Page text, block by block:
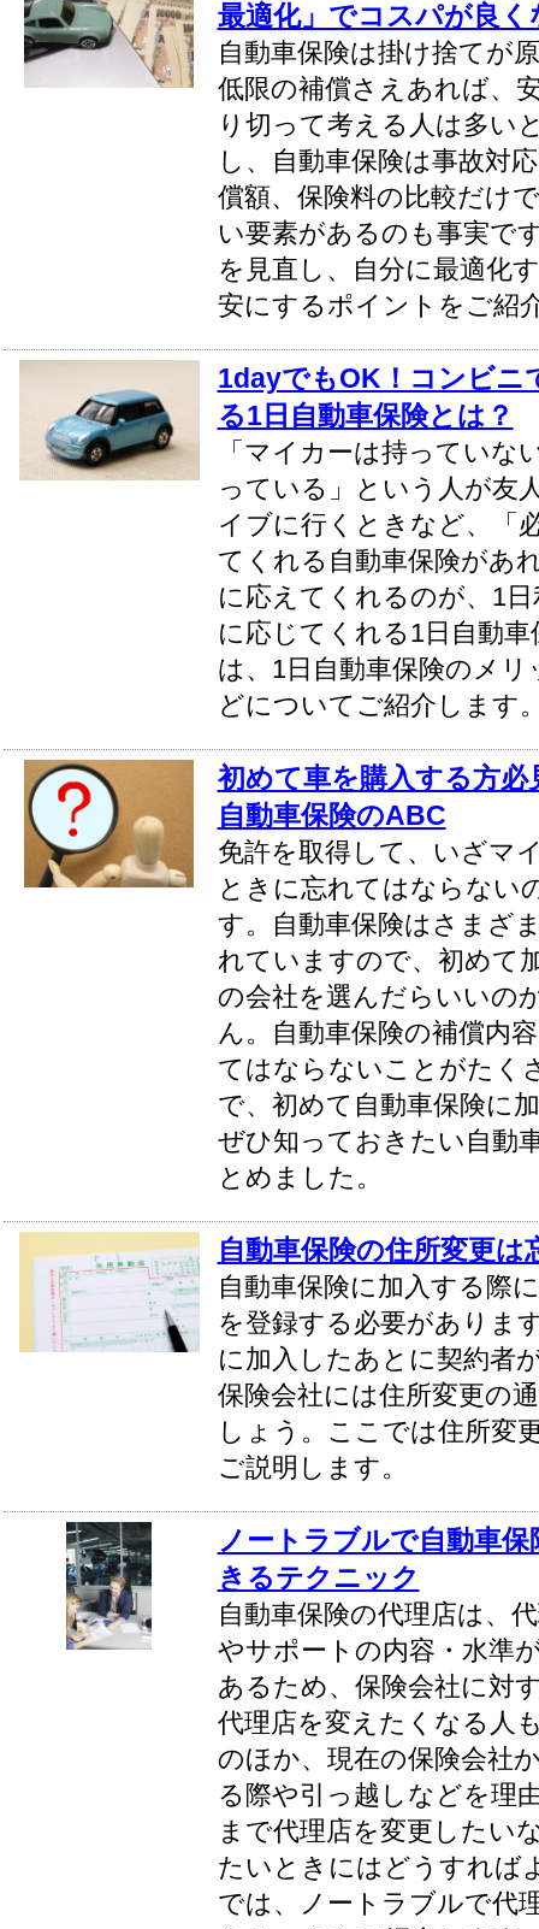
最適化」でコスパが良く
自動車保険は掛け捨てが
低限の補償さえあれば、
り切って考える人は多い
し、自動車保険は事故対
償額、保険料の比較だけ
い要素があるのも事実で
を見直し、自分に最適化
安にするポイントをご紹
1dayでもOK！コンビニ
る1日自動車保険とは？
「マイカーは持っていな
っている」という人が友
イブに行くときなど、「
てくれる自動車保険があ
に応えてくれるのが、1
に応じてくれる1日自動
は、1日自動車保険のメ
どについてご紹介します
初めて車を購入する方
自動車保険のABC
免許を取得して、いざマ
ときに忘れてはならない
す。自動車保険はさまざ
れていますので、初めて
の会社を選んだらいいの
ん。自動車保険の補償内
てはならないことがたく
で、初めて自動車保険に
ぜひ知っておきたい自動
とめました。
自動車保険の住所変更は
自動車保険に加入する際
を登録する必要がありま
に加入したあとに契約者
保険会社には住所変更の
しょう。ここでは住所変
ご説明します。
ノートラブルで自動車
きるテクニック
自動車保険の代理店は、
やサポートの内容・水準
あるため、保険会社に対
代理店を変えたくなる人
のほか、現在の保険会社
る際や引っ越しなどを理
まで代理店を変更したい
たいときにはどうすれば
では、ノートラブルで代